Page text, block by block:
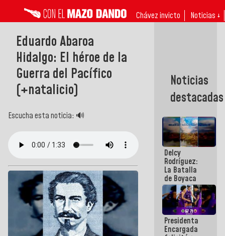
Chávez invicto Noticias ↓
Eduardo Abaroa
Hidalgo: El héroe de la
Guerra del Pacífico
(+natalicio)
Escucha esta noticia: 🔊
Noticias
destacadas
Delcy
Rodríguez:
La Batalla
de Boyaca
representa
un capítulo
decisivo en
la gesta
emancipadora
de nuestra
Presidenta
Encargada